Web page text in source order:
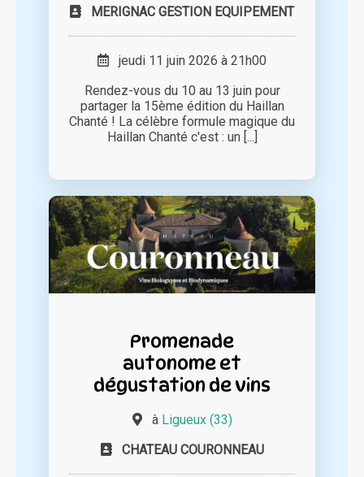
MERIGNAC GESTION EQUIPEMENT
jeudi 11 juin 2026 à 21h00
Rendez-vous du 10 au 13 juin pour
partager la 15ème édition du Haillan
Chanté ! La célèbre formule magique du
Haillan Chanté c'est : un [...]
Promenade
autonome et
dégustation de vins
à Ligueux (33)
CHATEAU COURONNEAU